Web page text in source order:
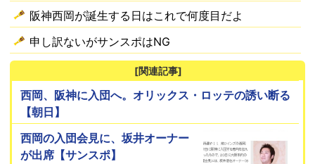
阪神西岡が誕生する日はこれで何度目だよ
申し訳ないがサンスポはNG
[関連記事]
西岡、阪神に入団へ。オリックス・ロッテの誘い断る
【朝日】
西岡の入団会見に、坂井オーナー
が出席【サンスポ】